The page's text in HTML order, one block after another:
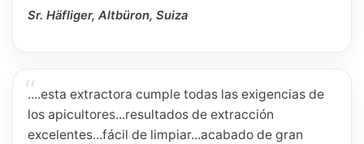
Sr. Häfliger, Altbüron, Suiza
....esta extractora cumple todas las exigencias de
los apicultores...resultados de extracción
excelentes...fácil de limpiar...acabado de gran